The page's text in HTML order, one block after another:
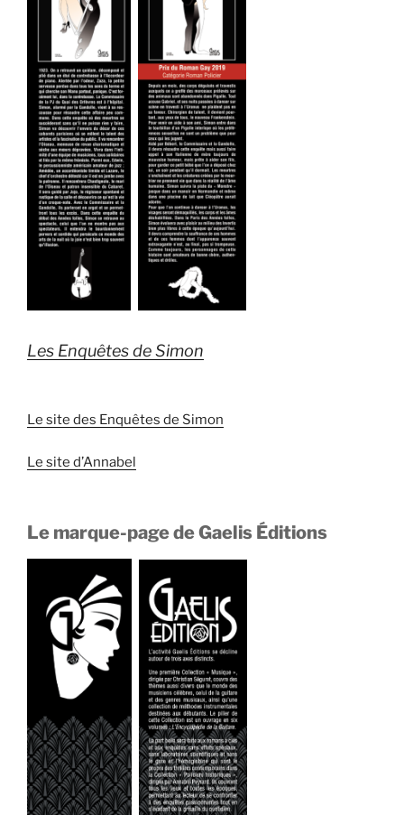
Les Enquêtes de Simon
Le site des Enquêtes de Simon
Le site d’Annabel
Le marque-page de Gaelis Éditions